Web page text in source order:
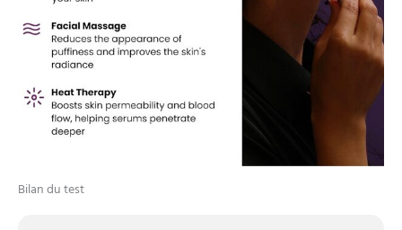
Bilan du test